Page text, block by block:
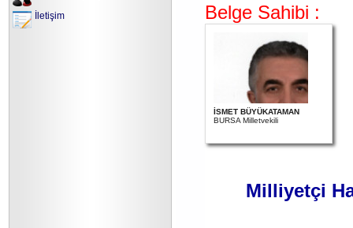
İletişim
Belge Sahibi :
İSMET BÜYÜKATAMAN
BURSA Milletvekili
Milliyetçi